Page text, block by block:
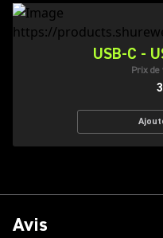
USB-C -
Prix
Avis